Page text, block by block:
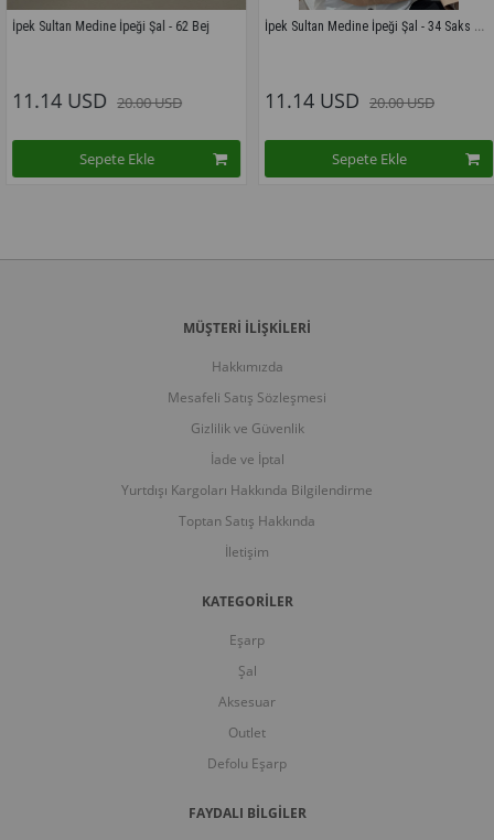
İpeği Şal - 62 Bej
20.00 USD
İpek Sultan Medine İpeği Şal - 34 Saks Mavisi
11.14 USD 20.00 USD
İpek Sultan
11.14
MÜŞTERİ İLİŞKİLERİ
Hakkımızda
Mesafeli Satış Sözleşmesi
Gizlilik ve Güvenlik
İade ve İptal
Yurtdışı Kargoları Hakkında Bilgilendirme
Toptan Satış Hakkında
İletişim
KATEGORİLER
Eşarp
Şal
Aksesuar
Outlet
Defolu Eşarp
FAYDALI BİLGİLER